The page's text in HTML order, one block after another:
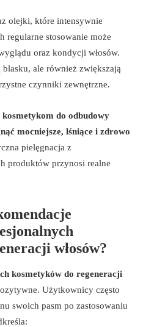
olejki, które intensywnie
regularne stosowanie może
oraz kondycji włosów.
ale również zwiększają
czynniki zewnętrzne.
do odbudowy
mocniejsze, lśniące i zdrowo
pielęgnacja z
produktów przynosi realne
włosów?
kosmetyków do regeneracji
Użytkownicy często
swoich pasm po zastosowaniu